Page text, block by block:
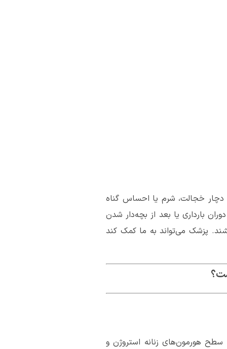
دچار خجالت، شرم یا احساس گناه
بارداری یا بعد از بچه‌دار شدن
پزشک می‌تواند به ما کمک کند
سطح هورمون‌های زنانه استروژن و